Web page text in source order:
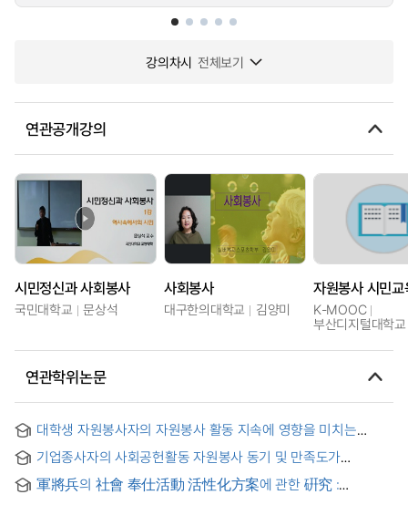
강의차시 전체보기
연관공개강의
시민정신과 사회봉사
국민대학교 문상석
사회봉사
대구한의대학교 김양미
K-MOOC
부산디지털대학
연관학위논문
대학생 자원봉사자의 자원봉사 활동 지속에 영향을 미치는
중심으로 = (A) Study on the factors influencing the duration
of college student volunteer's voluntary activity : Focusing
on college student volunteers who attended on social
기업종사자의 사회공헌활동 자원봉사 동기 및 만족도가
참여복지 태도에 미치는 영향
軍將兵의 社會 奉仕活動 活性化方案에 관한 硏究 :